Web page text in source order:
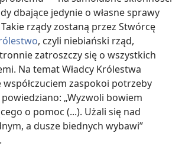
dbające jedynie o własne sprawy
Takie rządy zostaną przez Stwórcę
, czyli niebiański rząd,
zatroszczy się o wszystkich
Na temat Władcy Królestwa
współczuciem zaspokoi potrzeby
„Wyzwoli bowiem
o pomoc (...). Użali się nad
a dusze biednych wybawi”